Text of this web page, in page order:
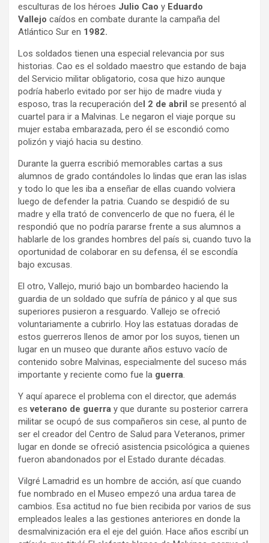
esculturas de los héroes Julio Cao y Eduardo
Vallejo caídos en combate durante la campaña del
Atlántico Sur en 1982.
Los soldados tienen una especial relevancia por sus
historias. Cao es el soldado maestro que estando de baja
del Servicio militar obligatorio, cosa que hizo aunque
podría haberlo evitado por ser hijo de madre viuda y
esposo, tras la recuperación del 2 de abril se presentó al
cuartel para ir a Malvinas. Le negaron el viaje porque su
mujer estaba embarazada, pero él se escondió como
polizón y viajó hacia su destino.
Durante la guerra escribió memorables cartas a sus
alumnos de grado contándoles lo lindas que eran las islas
y todo lo que les iba a enseñar de ellas cuando volviera
luego de defender la patria. Cuando se despidió de su
madre y ella trató de convencerlo de que no fuera, él le
respondió que no podría pararse frente a sus alumnos a
hablarle de los grandes hombres del país si, cuando tuvo la
oportunidad de colaborar en su defensa, él se escondía
bajo excusas.
El otro, Vallejo, murió bajo un bombardeo haciendo la
guardia de un soldado que sufría de pánico y al que sus
superiores pusieron a resguardo. Vallejo se ofreció
voluntariamente a cubrirlo. Hoy las estatuas doradas de
estos guerreros llenos de amor por los suyos, tienen un
lugar en un museo que durante años estuvo vacío de
contenido sobre Malvinas, especialmente del suceso más
importante y reciente como fue la guerra.
Y aquí aparece el problema con el director, que además
esveterano de guerra y que durante su posterior carrera
militar se ocupó de sus compañeros sin cese, al punto de
ser el creador del Centro de Salud para Veteranos, primer
lugar en donde se ofreció asistencia psicológica a quienes
fueron abandonados por el Estado durante décadas.
Vilgré Lamadrid es un hombre de acción, así que cuando
fue nombrado en el Museo empezó una ardua tarea de
cambios. Esa actitud no fue bien recibida por varios de sus
empleados leales a las gestiones anteriores en donde la
desmalvinización era el eje del guión. Hace años escribí un